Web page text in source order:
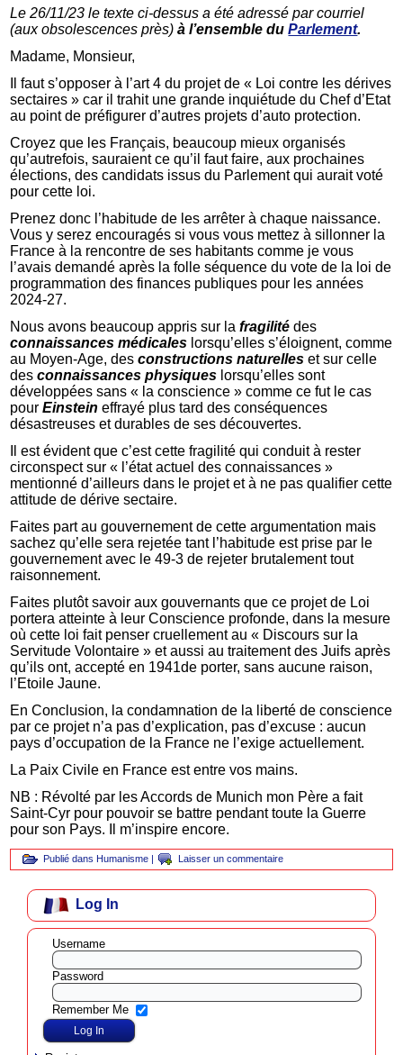
Le 26/11/23 le texte ci-dessus a été adressé par courriel
(aux obsolescences près)à l’ensemble duParlement.
Madame, Monsieur,
Il faut s’opposer à l’art 4 du projet de « Loi contre les dérives
sectaires » car il trahit une grande inquiétude du Chef d’Etat
au point de préfigurer d’autres projets d’auto protection.
Croyez que les Français, beaucoup mieux organisés
qu’autrefois, sauraient ce qu’il faut faire, aux prochaines
élections, des candidats issus du Parlement qui aurait voté
pour cette loi.
Prenez donc l’habitude de les arrêter à chaque naissance.
Vous y serez encouragés si vous vous mettez à sillonner la
France à la rencontre de ses habitants comme je vous
l’avais demandé après la folle séquence du vote de la loi de
programmation des finances publiques pour les années
2024-27.
Nous avons beaucoup appris sur lafragilité des
connaissances médicales lorsqu’elles s’éloignent, comme
au Moyen-Age, desconstructions naturelles et sur celle
desconnaissances physiques lorsqu’elles sont
développées sans « la conscience » comme ce fut le cas
pourEinstein effrayé plus tard des conséquences
désastreuses et durables de ses découvertes.
Il est évident que c’est cette fragilité qui conduit à rester
circonspect sur « l’état actuel des connaissances »
mentionné d’ailleurs dans le projet et à ne pas qualifier cette
attitude de dérive sectaire.
Faites part au gouvernement de cette argumentation mais
sachez qu’elle sera rejetée tant l’habitude est prise par le
gouvernement avec le 49-3 de rejeter brutalement tout
raisonnement.
Faites plutôt savoir aux gouvernants que ce projet de Loi
portera atteinte à leur Conscience profonde, dans la mesure
où cette loi fait penser cruellement au « Discours sur la
Servitude Volontaire » et aussi au traitement des Juifs après
qu’ils ont, accepté en 1941de porter, sans aucune raison,
l’Etoile Jaune.
En Conclusion, la condamnation de la liberté de conscience
par ce projet n’a pas d’explication, pas d’excuse : aucun
pays d’occupation de la France ne l’exige actuellement.
La Paix Civile en France est entre vos mains.
NB : Révolté par les Accords de Munich mon Père a fait
Saint-Cyr pour pouvoir se battre pendant toute la Guerre
pour son Pays. Il m’inspire encore.
Publié dans Humanisme | Laisser un commentaire
Log In
Username
Password
Remember Me